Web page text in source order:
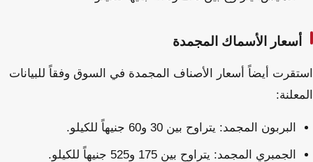
أسعار الأسماك المجمدة
استقرت أيضاً أسعار الأصناف المجمدة في السوق وفقاً للبيانات
المعلنة:
البربون المجمد: يتراوح بين 30 و60 جنيهاً للكيلو.
الجمبري المجمد: يتراوح بين 175 و525 جنيهاً للكيلو.